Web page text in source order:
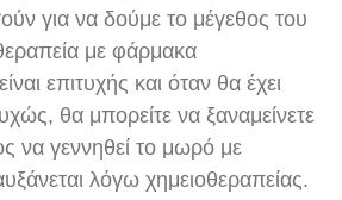
για να δούμε το μέγεθος του
με φάρμακα
επιτυχής και όταν θα έχει
θα μπορείτε να ξαναμείνετε
να γεννηθεί το μωρό με
λόγω χημειοθεραπείας.